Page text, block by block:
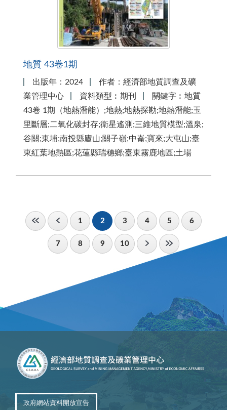
地質 43卷1期
出版年：2024
作者：經濟部地質調查及礦
業管理中心
資料類型︰期刊
關鍵字︰地質
43卷 1期（地熱潛能）;地熱;地熱探勘;地熱潛能;玉
里斷層;二氧化碳封存;衛星遙測;三維地質模型;溫泉;
谷關;東埔;南投縣廬山;關子嶺;中崙;寶來;大屯山;臺
東紅葉地熱區;花蓮縣瑞穗鄉;臺東霧鹿地區;土場
1 2 3 4 5 6
7 8 9 10
政府網站資料開放宣告